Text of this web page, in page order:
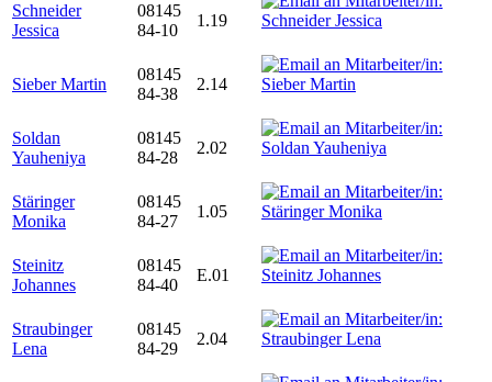
Schneider
Jessica
08145
84-10
1.19
Sieber Martin
08145
84-38
2.14
Soldan
Yauheniya
08145
84-28
2.02
Stäringer
Monika
08145
84-27
1.05
Steinitz
Johannes
08145
84-40
E.01
Straubinger
Lena
08145
84-29
2.04